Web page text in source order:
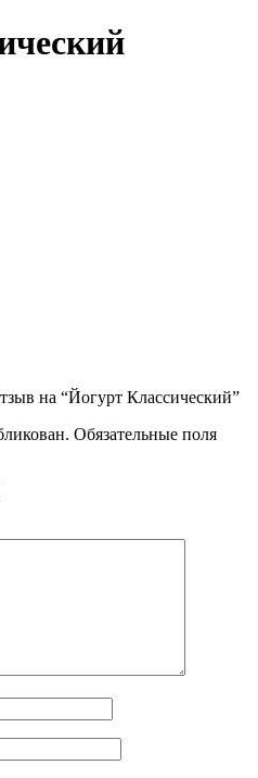
на “Йогурт Классический”
Обязательные поля